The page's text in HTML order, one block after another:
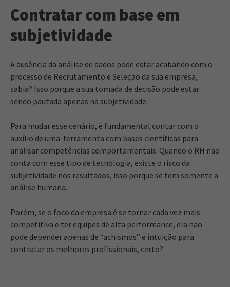
Contratar com base em
subjetividade
A ausência da análise de dados pode estar acabando com o
processo de Recrutamento e Seleção da sua empresa,
sabia? Isso porque a sua tomada de decisão pode estar
sendo pautada apenas na subjetividade.
Para mudar esse cenário, é fundamental contar com o
auxílio de uma ferramenta com bases científicas para
analisar competências comportamentais. Quando o RH não
conta com esse tipo de tecnologia, existe o risco da
subjetividade nos resultados, isso porque se tem somente a
análise humana.
Porém, se o foco da empresa é se tornar cada vez mais
competitiva e ter equipes de alta performance, ela não
pode depender apenas de “achismos” e intuição para
contratar os melhores profissionais, certo?